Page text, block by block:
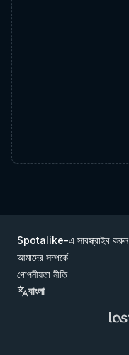
Spotalike-এ সাবস্ক্রাইব করুন
আমাদের সম্পর্কে
গোপনীয়তা নীতি
বাংলা